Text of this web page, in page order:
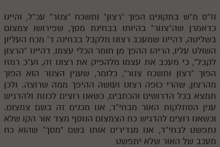
וז"ס מ"ש בתקונים הפוך "רצון" ותשכח "צנור" עכ"ל, והיינו
כדאמרן שה"צנור" בהיותו בבחינת מסך, שפירושו צמצום
בשליטה, דהיינו שמעכב רצונו מלקבל בבחינה ד' מכח העליון
השולט עליו, הריהו ההפך מן חומר הכלי עצמו, דהיינו "הרצון
לקבל", כי מעכב את עצמו מלהפיק את רצונו זה, וע"כ רמזו
הפוך "רצון ותשכח צנור", כלומר, שענין הצנור הוא הפוך
מהרצון, שהרי כופה רצונו ועושה ההיפך ממה שרוצה. ולכן
תמצא בכל הדרושים והכתבים, כשאנו רוצים לכנות ולהדגיש
ענין הסתלקות האור מבחי"ד, אנו מכנים זה בשם צמצום.
וכשאנו רוצים להדגיש כח הצמצום הנוסף מצד אור הקו שלא
נתפשט לבחי"ד, אנו מגדירים אותו בשם "מסך" שהוא כח
מעכב של האור שלא יתפשט